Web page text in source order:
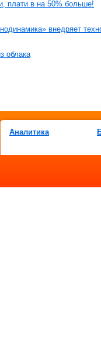
плати в на 50% больше!
внедряет
облака
Аналитика